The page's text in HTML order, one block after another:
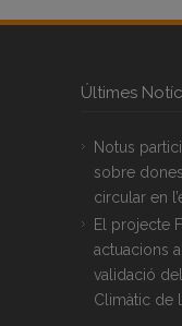
Últimes
Notus
sobre
circular en
El projecte
actuacions
validació
Climàtic de